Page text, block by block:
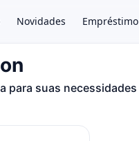
Novidades Empréstimo
para suas necessidades